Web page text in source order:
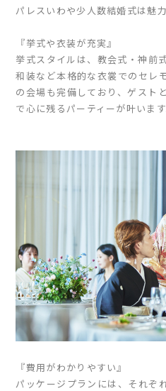
パレスいわや少人数結婚式は魅
『挙式や衣装が充実』
挙式スタイルは、教会式・神前
和装など本格的な衣裳でのセレ
の会場も完備しており、ゲスト
で心に残るパーティーが叶います
『費用がわかりやすい』
パッケージプランには、それぞ